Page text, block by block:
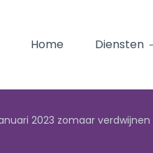
Home Diensten
2023 zomaar verdwijnen